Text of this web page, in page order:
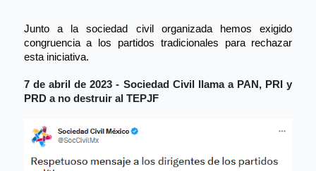
Junto a la sociedad civil organizada hemos exigido
congruencia a los partidos tradicionales para rechazar
esta iniciativa.
7 de abril de 2023 - Sociedad Civil llama a PAN, PRI y
PRD a no destruir al TEPJF